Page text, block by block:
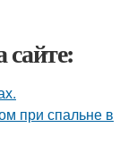
сайте:
при спальне в